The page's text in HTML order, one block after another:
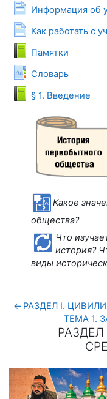
Информация об
Как работать с
Памятки
Книга
СловарьГлоссарий
§ 1. Введение
Книга
Какое
общества?
Что
история?
виды
← РАЗДЕЛ I.
ТЕМА 1.
РАЗДЕЛ ІІ.